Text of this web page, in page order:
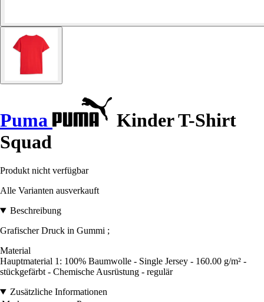
Puma
Kinder T-Shirt
Squad
Produkt nicht verfügbar
Alle Varianten ausverkauft
Beschreibung
Grafischer Druck in Gummi ;
Material
Hauptmaterial 1: 100% Baumwolle - Single Jersey - 160.00 g/m² -
stückgefärbt - Chemische Ausrüstung - regulär
Zusätzliche Informationen